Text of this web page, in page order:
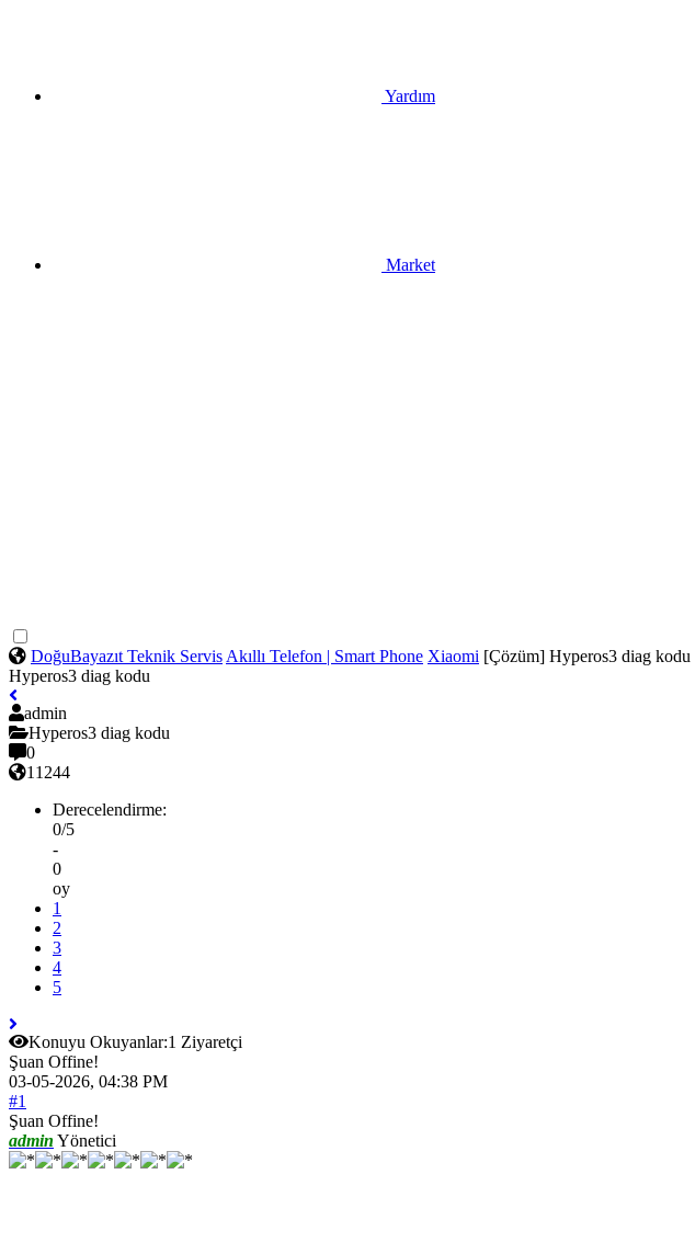
Yardım
Market
DoğuBayazıt Teknik Servis Akıllı Telefon | Smart Phone Xiaomi [Çözüm] Hyperos3 diag kodu
Hyperos3 diag kodu
admin
Hyperos3 diag kodu
0
11244
Derecelendirme:
0/5
-
0
oy
1
2
3
4
5
Konuyu Okuyanlar:1 Ziyaretçi
Şuan Offine!
03-05-2026, 04:38 PM
#1
Şuan Offine!
admin Yönetici